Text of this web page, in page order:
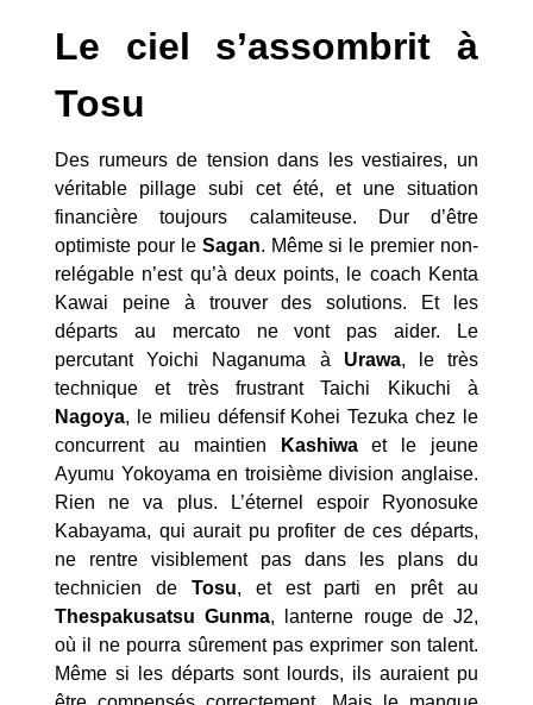
Le ciel s’assombrit à
Tosu
Des rumeurs de tension dans les vestiaires, un
véritable pillage subi cet été, et une situation
financière toujours calamiteuse. Dur d’être
optimiste pour le Sagan. Même si le premier non-
relégable n’est qu’à deux points, le coach Kenta
Kawai peine à trouver des solutions. Et les
départs au mercato ne vont pas aider. Le
percutant Yoichi Naganuma à Urawa, le très
technique et très frustrant Taichi Kikuchi à
Nagoya, le milieu défensif Kohei Tezuka chez le
concurrent au maintien
Kashiwaet le jeune
Ayumu Yokoyama en troisième division anglaise.
Rien ne va plus. L’éternel espoir Ryonosuke
Kabayama, qui aurait pu profiter de ces départs,
ne rentre visiblement pas dans les plans du
technicien de Tosu, et est parti en prêt au
Thespakusatsu Gunma, lanterne rouge de J2,
où il ne pourra sûrement pas exprimer son talent.
Même si les départs sont lourds, ils auraient pu